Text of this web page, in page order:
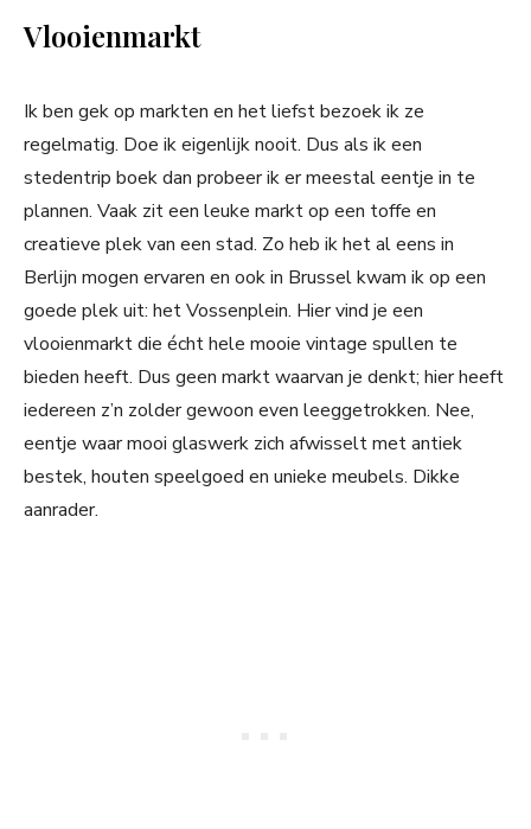
Vlooienmarkt
Ik ben gek op markten en het liefst bezoek ik ze
regelmatig. Doe ik eigenlijk nooit. Dus als ik een
stedentrip boek dan probeer ik er meestal eentje in te
plannen. Vaak zit een leuke markt op een toffe en
creatieve plek van een stad. Zo heb ik het al eens in
Berlijn mogen ervaren en ook in Brussel kwam ik op een
goede plek uit: het Vossenplein. Hier vind je een
vlooienmarkt die écht hele mooie vintage spullen te
bieden heeft. Dus geen markt waarvan je denkt; hier heeft
iedereen z’n zolder gewoon even leeggetrokken. Nee,
eentje waar mooi glaswerk zich afwisselt met antiek
bestek, houten speelgoed en unieke meubels. Dikke
aanrader.